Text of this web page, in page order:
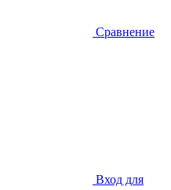
Сравнение
Вход для